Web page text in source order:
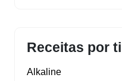
Receitas por
Alkaline